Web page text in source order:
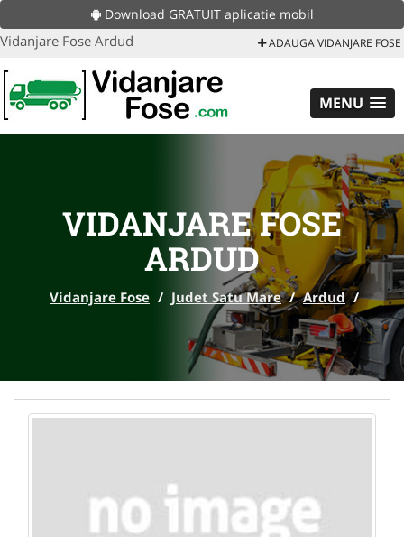
Download GRATUIT aplicatie mobil
Vidanjare Fose Ardud ADAUGA VIDANJARE FOSE
MENU
VIDANJARE FOSE
ARDUD
Vidanjare Fose / Judet Satu Mare / Ardud /